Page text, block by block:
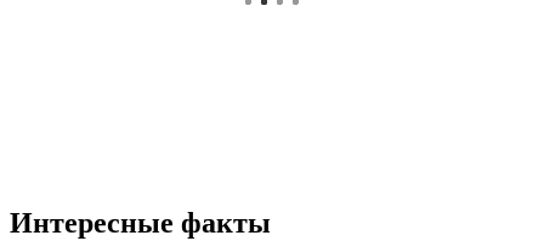
Интересные факты